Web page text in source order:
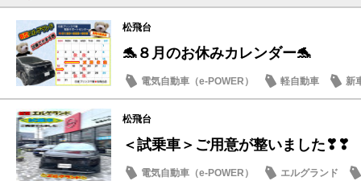
松飛台
🐬８月のお休みカレンダー🐬
電気自動車（e-POWER） 軽自動車
新
日産のお店
松飛台
＜試乗車＞ご用意が整いました❣❣
電気自動車（e-POWER）
エルグランド